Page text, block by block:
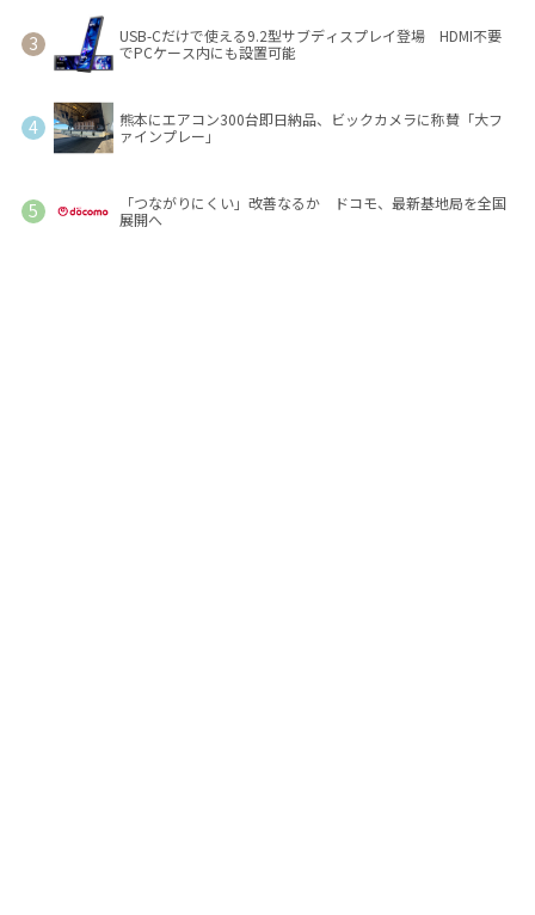
USB-Cだけで使える9.2型サブディスプレイ登場 HDMI不要
でPCケース内にも設置可能
熊本にエアコン300台即日納品、ビックカメラに称賛「大フ
ァインプレー」
「つながりにくい」改善なるか ドコモ、最新基地局を全国
展開へ